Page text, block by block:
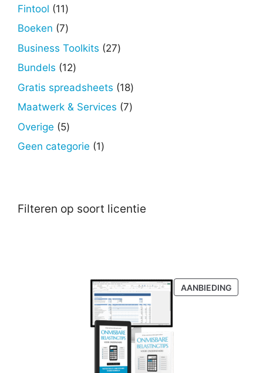
Fintool 1111
producten
Boeken 77
producten
Business Toolkits 2727
Bundels 1212
producten
Gratis spreadsheets 1818
producten
Maatwerk & Services 77
Overige 55
producten
Geen categorie 11
Filteren op soort licentie
AANBIEDING
IN